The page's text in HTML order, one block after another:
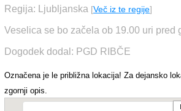
Regija: Ljubljanska [Več iz te regije]
Veselica se bo začela ob 19.00 uri pred
Dogodek dodal: PGD RIBČE
Označena je le približna lokacija! Za dejansko
zgornji opis.